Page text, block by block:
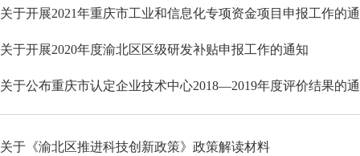
关于开展2021年重庆市工业和信息化专项资金项目申报工作的
关于开展2020年度渝北区区级研发补贴申报工作的通知
关于公布重庆市认定企业技术中心2018—2019年度评价结果的
关于《渝北区推进科技创新政策》政策解读材料